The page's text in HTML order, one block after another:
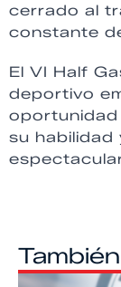
cerrado al
constante
El VI Half
deportivo
su habilidad